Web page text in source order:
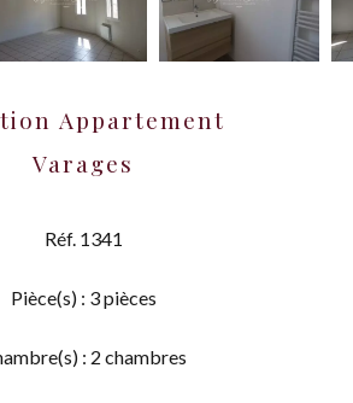
Appartement
Varages
Réf. 1341
Pièce(s) : 3 pièces
: 2 chambres